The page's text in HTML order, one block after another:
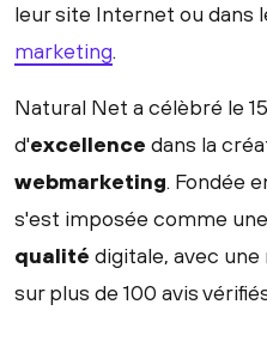
leur site Internet ou dans
marketing.
Natural Net a célèbré le
d'excellence dans la
webmarketing. Fondée
s'est imposée comme
qualité digitale, avec
sur plus de 100 avis